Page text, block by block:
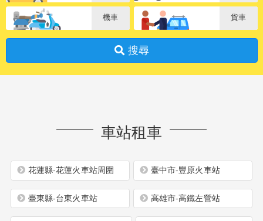
機車 貨車
搜尋
車站租車
花蓮縣-花蓮火車站周圍 臺中市-豐原火車站
臺東縣-台東火車站 高雄市-高鐵左營站